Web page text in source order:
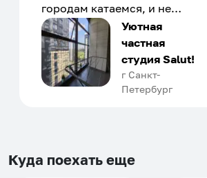
городам катаемся, и не
только в России. Сервис на
отличном уровне. Хозяин
апартаментов доброй души
человек, всегда можно
договориться, подскажет
приезжать еще...
Уютная
частная
студия Salut!
г Санкт-
Петербург
Куда поехать еще